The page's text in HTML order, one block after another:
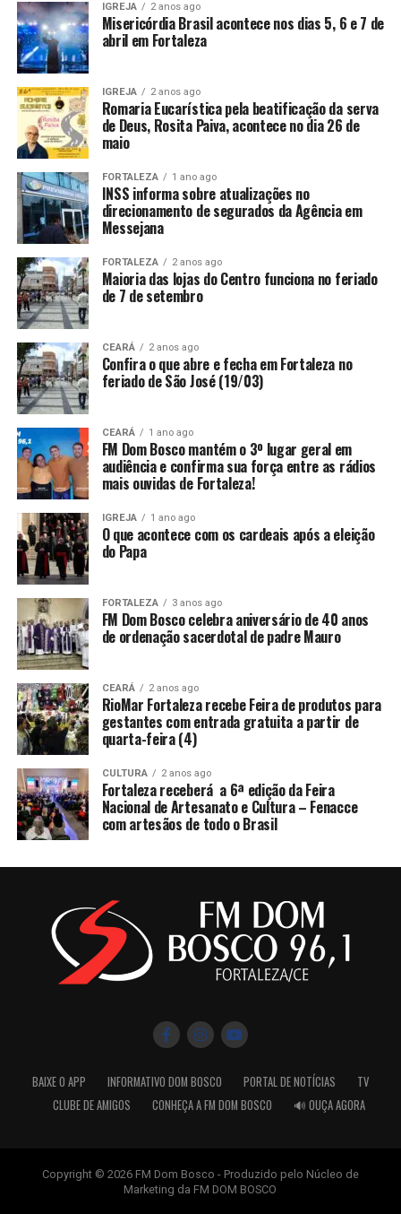
IGREJA 2 anos ago
Misericórdia Brasil acontece nos dias 5, 6 e 7 de
abril em Fortaleza
IGREJA 2 anos ago
Romaria Eucarística pela beatificação da serva
de Deus, Rosita Paiva, acontece no dia 26 de
maio
FORTALEZA 1 ano ago
INSS informa sobre atualizações no
direcionamento de segurados da Agência em
Messejana
FORTALEZA 2 anos ago
Maioria das lojas do Centro funciona no feriado
de 7 de setembro
CEARÁ 2 anos ago
Confira o que abre e fecha em Fortaleza no
feriado de São José (19/03)
CEARÁ 1 ano ago
FM Dom Bosco mantém o 3º lugar geral em
audiência e confirma sua força entre as rádios
mais ouvidas de Fortaleza!
IGREJA 1 ano ago
O que acontece com os cardeais após a eleição
do Papa
FORTALEZA 3 anos ago
FM Dom Bosco celebra aniversário de 40 anos
de ordenação sacerdotal de padre Mauro
CEARÁ 2 anos ago
RioMar Fortaleza recebe Feira de produtos para
gestantes com entrada gratuita a partir de
quarta-feira (4)
CULTURA 2 anos ago
Fortaleza receberá a 6ª edição da Feira
Nacional de Artesanato e Cultura – Fenacce
com artesãos de todo o Brasil
BAIXE O APP INFORMATIVO DOM BOSCO PORTAL DE NOTÍCIAS
TV
CLUBE DE AMIGOS
CONHEÇA A FM DOM BOSCO 🔊 OUÇA AGORA
Copyright © 2026 FM Dom Bosco - Produzido pelo Núcleo de
Marketing da FM DOM BOSCO